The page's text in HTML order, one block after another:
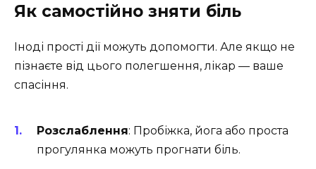
Як самостійно зняти біль
Іноді прості дії можуть допомогти. Але якщо не
пізнаєте від цього полегшення, лікар — ваше
спасіння.
Розслаблення: Пробіжка, йога або проста
прогулянка можуть прогнати біль.